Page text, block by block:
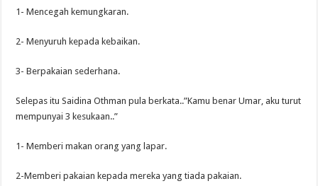
1- Mencegah kemungkaran.
2- Menyuruh kepada kebaikan.
3- Berpakaian sederhana.
Selepas itu Saidina Othman pula berkata..”Kamu benar Umar, aku turut
mempunyai 3 kesukaan..”
1- Memberi makan orang yang lapar.
2-Memberi pakaian kepada mereka yang tiada pakaian.